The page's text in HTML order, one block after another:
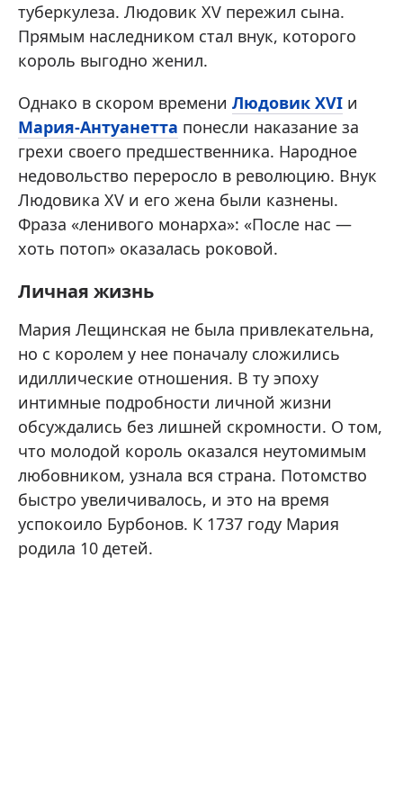
туберкулеза. Людовик XV пережил сына.
Прямым наследником стал внук, которого
король выгодно женил.
Однако в скором времени Людовик XVI и
Мария-Антуанетта понесли наказание за
грехи своего предшественника. Народное
недовольство переросло в революцию. Внук
Людовика XV и его жена были казнены.
Фраза «ленивого монарха»: «После нас —
хоть потоп» оказалась роковой.
Личная жизнь
Мария Лещинская не была привлекательна,
но с королем у нее поначалу сложились
идиллические отношения. В ту эпоху
интимные подробности личной жизни
обсуждались без лишней скромности. О том,
что молодой король оказался неутомимым
любовником, узнала вся страна. Потомство
быстро увеличивалось, и это на время
успокоило Бурбонов. К 1737 году Мария
родила 10 детей.